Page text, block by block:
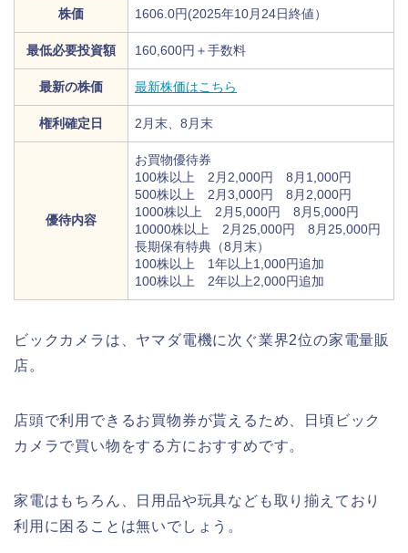
株価 1606.0円(2025年10月24日終値）
最低必要投資額 160,600円＋手数料
最新の株価 最新株価はこちら
権利確定日 2月末、8月末
優待内容
お買物優待券
100株以上 2月2,000円 8月1,000円
500株以上 2月3,000円 8月2,000円
1000株以上 2月5,000円 8月5,000円
10000株以上 2月25,000円 8月25,000円
長期保有特典（8月末）
100株以上 1年以上1,000円追加
100株以上 2年以上2,000円追加
ビックカメラは、ヤマダ電機に次ぐ業界2位の家電量販
店。
店頭で利用できるお買物券が貰えるため、日頃ビック
カメラで買い物をする方におすすめです。
家電はもちろん、日用品や玩具なども取り揃えており
利用に困ることは無いでしょう。